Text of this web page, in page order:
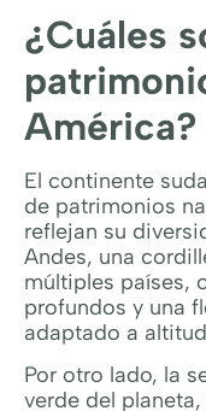
¿Cuáles
América?
El continente
de patrimonios
reflejan su
Andes, una
múltiples países,
profundos y una
adaptado a
Por otro lado, la
verde del